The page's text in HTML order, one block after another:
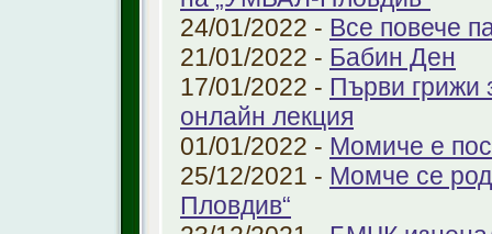
24/01/2022 - Все повече
21/01/2022 - Бабин Ден
17/01/2022 - Първи грижи
онлайн лекция
01/01/2022 - Момиче е
25/12/2021 - Момче се
Пловдив“